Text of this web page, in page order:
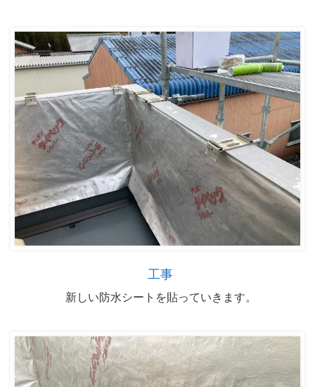
工事
新しい防水シートを貼っていきます。